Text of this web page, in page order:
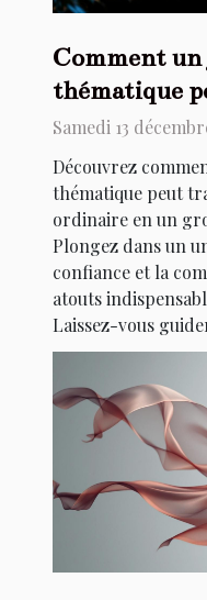
Comment
thématique
l'esprit
Samedi 13
Découvrez
thématique peut
ordinaire en un
Plongez dans un
confiance et la
atouts
Laissez-vous